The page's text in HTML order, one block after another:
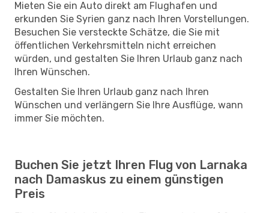
Mieten Sie ein Auto direkt am Flughafen und
erkunden Sie Syrien ganz nach Ihren Vorstellungen.
Besuchen Sie versteckte Schätze, die Sie mit
öffentlichen Verkehrsmitteln nicht erreichen
würden, und gestalten Sie Ihren Urlaub ganz nach
Ihren Wünschen.
Gestalten Sie Ihren Urlaub ganz nach Ihren
Wünschen und verlängern Sie Ihre Ausflüge, wann
immer Sie möchten.
Buchen Sie jetzt Ihren Flug von Larnaka
nach Damaskus zu einem günstigen
Preis